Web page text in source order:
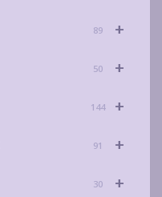
+
89
+
50
+
144
+
91
+
30